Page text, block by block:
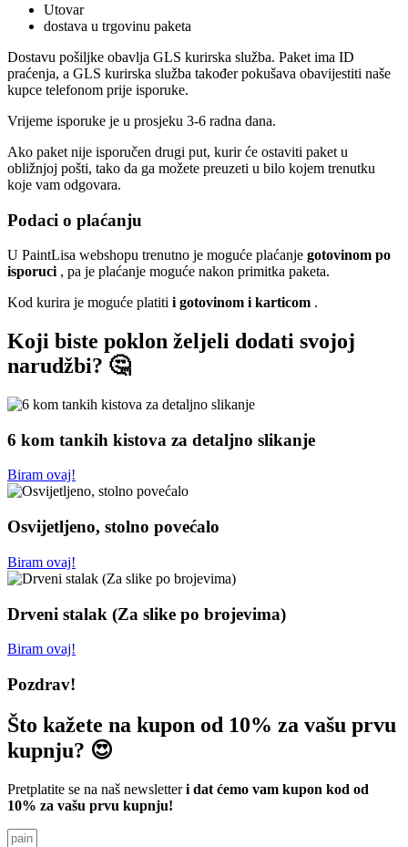
Utovar
dostava u trgovinu paketa
Dostavu pošiljke obavlja GLS kurirska služba. Paket ima ID
praćenja, a GLS kurirska služba također pokušava obavijestiti naše
kupce telefonom prije isporuke.
Vrijeme isporuke je u prosjeku 3-6 radna dana.
Ako paket nije isporučen drugi put, kurir će ostaviti paket u
obližnjoj pošti, tako da ga možete preuzeti u bilo kojem trenutku
koje vam odgovara.
Podaci o plaćanju
U PaintLisa webshopu trenutno je moguće plaćanje gotovinom po
isporuci , pa je plaćanje moguće nakon primitka paketa.
Kod kurira je moguće platiti i gotovinom i karticom .
Koji biste poklon željeli dodati svojoj
narudžbi? 🤔
6 kom tankih kistova za detaljno slikanje
Biram ovaj!
Osvijetljeno, stolno povećalo
Biram ovaj!
Drveni stalak (Za slike po brojevima)
Biram ovaj!
Pozdrav!
Što kažete na kupon od 10% za vašu prvu
kupnju? 😍
Pretplatite se na naš newsletteri dat ćemo vam kupon kod od
10% za vašu prvu kupnju!